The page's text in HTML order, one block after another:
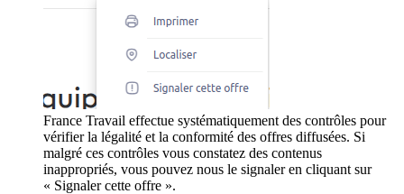
France Travail effectue systématiquement des contrôles pour
vérifier la légalité et la conformité des offres diffusées. Si
malgré ces contrôles vous constatez des contenus
inappropriés, vous pouvez nous le signaler en cliquant sur
« Signaler cette offre ».